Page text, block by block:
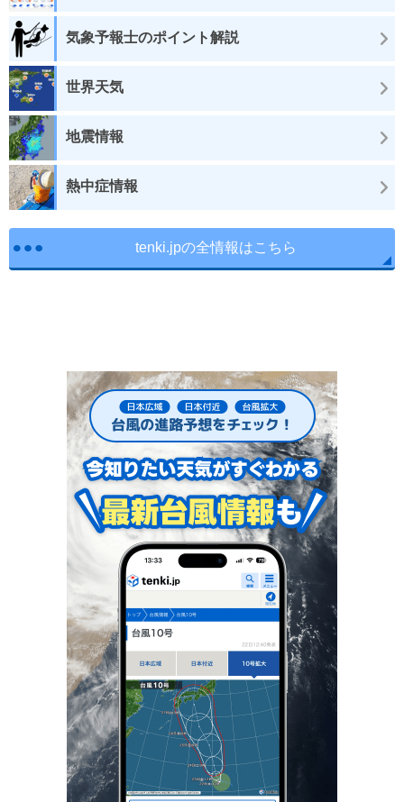
気象予報士のポイント解説
世界天気
地震情報
熱中症情報
tenki.jpの全情報はこちら